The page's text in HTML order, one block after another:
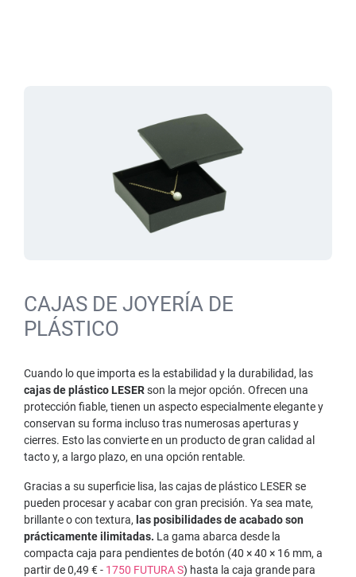
CAJAS DE JOYERÍA DE
PLÁSTICO
Cuando lo que importa es la estabilidad y la durabilidad, las
cajas de plástico LESERson la mejor opción. Ofrecen una
protección fiable, tienen un aspecto especialmente elegante y
conservan su forma incluso tras numerosas aperturas y
cierres. Esto las convierte en un producto de gran calidad al
tacto y, a largo plazo, en una opción rentable.
Gracias a su superficie lisa, las cajas de plástico LESER se
pueden procesar y acabar con gran precisión. Ya sea mate,
brillante o con textura, las posibilidades de acabado son
prácticamente ilimitadas. La gama abarca desde la
compacta caja para pendientes de botón (40 × 40 × 16 mm, a
partir de 0,49 € - 1750 FUTURA S) hasta la caja grande para